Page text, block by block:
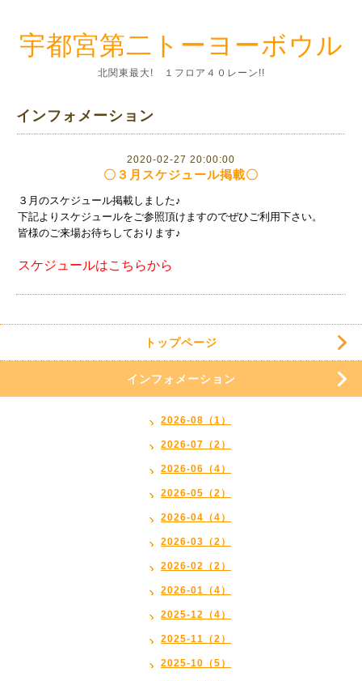
宇都宮第二トーヨーボウル
北関東最大! １フロア４０レーン!!
インフォメーション
2020-02-27 20:00:00
〇３月スケジュール掲載〇
３月のスケジュール掲載しました♪
下記よりスケジュールをご参照頂けますのでぜひご利用下さい。
皆様のご来場お待ちしております♪
スケジュールはこちらから
トップページ
インフォメーション
2026-08（1）
2026-07（2）
2026-06（4）
2026-05（2）
2026-04（4）
2026-03（2）
2026-02（2）
2026-01（4）
2025-12（4）
2025-11（2）
2025-10（5）